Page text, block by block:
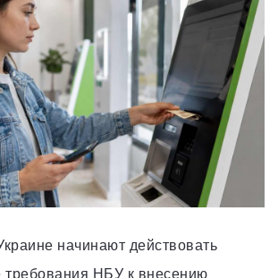
начинают действовать
НБУ к внесению